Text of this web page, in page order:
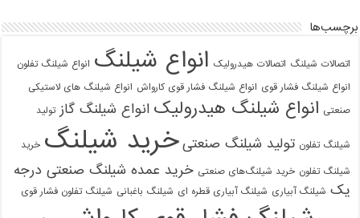
برچسب‌ها
اتصالات شیلنگ اتصالات هیدرولیک انواع شیلنگ انواع شیلنگ تفلون
انواع شیلنگ فشار قوی انواع شیلنگ فشار قوی کارواش انواع شیلنگ های لاستیکی
صنعتی انواع شیلنگ هیدرولیک انواع شیلنگ گاز تولید
شیلنگ تفلون تولید شیلنگ صنعتی خرید شیلنگ خرید
شیلنگ تفلون خرید شیلنگ‌های صنعتی خرید عمده شیلنگ صنعتی درجه
یک شیلنگ آبیاری شیلنگ آبیاری قطره ای شیلنگ باغبانی شیلنگ تفلون فشار قوی